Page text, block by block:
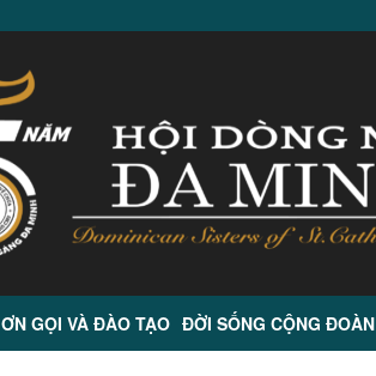
ƠN GỌI VÀ ĐÀO TẠO ĐỜI SỐNG CỘNG ĐOÀN